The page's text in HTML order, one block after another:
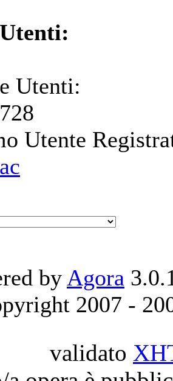
Utenti:
Utente
by Agora
2007 -
validato